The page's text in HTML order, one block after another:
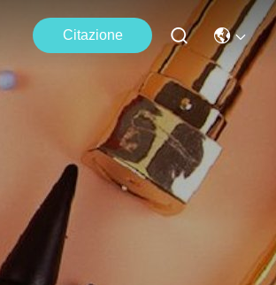
Citazione